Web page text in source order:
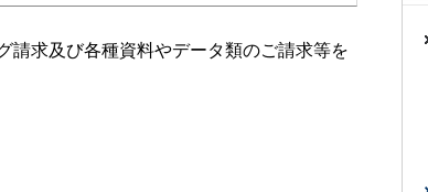
請求及び各種資料やデータ類のご請求等を